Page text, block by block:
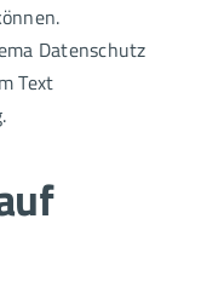
Datenschutz
Text